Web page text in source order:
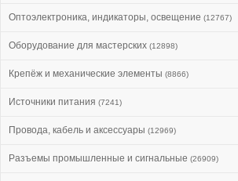
Оптоэлектроника, индикаторы, освещение (12767)
Оборудование для мастерских (12898)
Крепёж и механические элементы (8866)
Источники питания (7241)
Провода, кабель и аксессуары (12969)
Разъемы промышленные и сигнальные (26909)